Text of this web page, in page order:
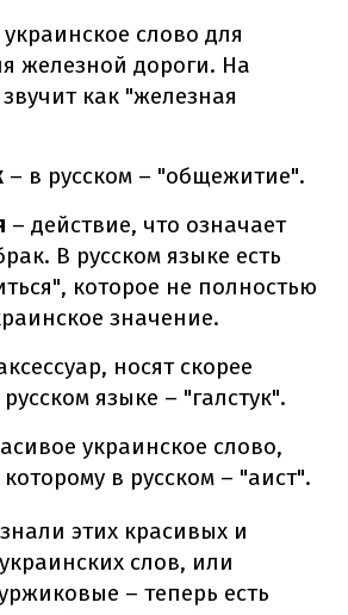
украинское слово для
железной дороги. На
звучит как "железная
– в русском – "общежитие".
– действие, что означает
В русском языке есть
которое не полностью
значение.
носят скорее
языке – "галстук".
украинское слово,
в русском – "аист".
этих красивых и
слов, или
– теперь есть